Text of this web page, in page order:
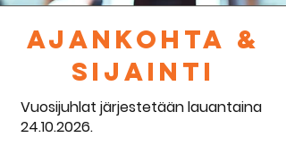
aJANKOHTA &
SIJAINTI
Vuosijuhlat järjestetään lauantaina
24.10.2026.